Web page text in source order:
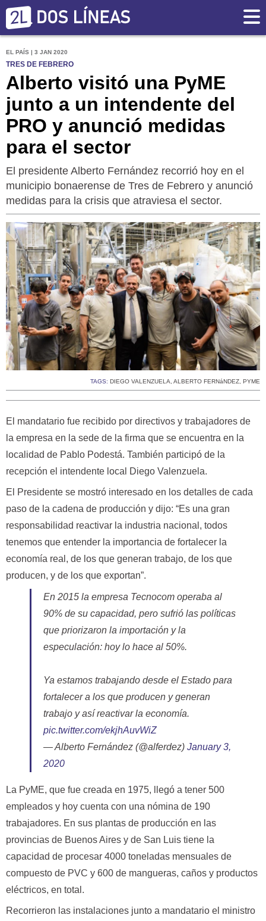
EL PAÍS | 3 JAN 2020
TRES DE FEBRERO
Alberto visitó una PyME
junto a un intendente del
PRO y anunció medidas
para el sector
El presidente Alberto Fernández recorrió hoy en el
municipio bonaerense de Tres de Febrero y anunció
medidas para la crisis que atraviesa el sector.
TAGS: DIEGO VALENZUELA, ALBERTO FERNáNDEZ, PYME
El mandatario fue recibido por directivos y trabajadores de
la empresa en la sede de la firma que se encuentra en la
localidad de Pablo Podestá. También participó de la
recepción el intendente local Diego Valenzuela.
El Presidente se mostró interesado en los detalles de cada
paso de la cadena de producción y dijo: “Es una gran
responsabilidad reactivar la industria nacional, todos
tenemos que entender la importancia de fortalecer la
economía real, de los que generan trabajo, de los que
producen, y de los que exportan”.
En 2015 la empresa Tecnocom operaba al
90% de su capacidad, pero sufrió las políticas
que priorizaron la importación y la
especulación: hoy lo hace al 50%.
Ya estamos trabajando desde el Estado para
fortalecer a los que producen y generan
trabajo y así reactivar la economía.
pic.twitter.com/ekjhAuvWiZ
— Alberto Fernández (@alferdez) January 3,
2020
La PyME, que fue creada en 1975, llegó a tener 500
empleados y hoy cuenta con una nómina de 190
trabajadores. En sus plantas de producción en las
provincias de Buenos Aires y de San Luis tiene la
capacidad de procesar 4000 toneladas mensuales de
compuesto de PVC y 600 de mangueras, caños y productos
eléctricos, en total.
Recorrieron las instalaciones junto a mandatario el ministro